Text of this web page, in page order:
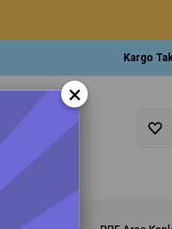
Kargo
×